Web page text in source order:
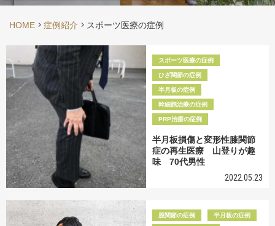
HOME 症例紹介 スポーツ医療の症例
スポーツ医療の症例
ひざ関節の症例
半月板の症例
幹細胞治療の症例
PRP治療の症例
半月板損傷と変形性膝関節
症の再生医療 山登りが趣
味 70代男性
2022.05.23
股関節の症例 半月板の症例